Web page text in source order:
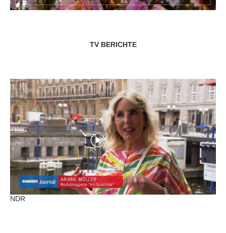
TV BERICHTE
NDR